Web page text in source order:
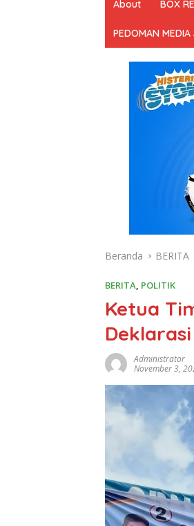
About BOX
PEDOMAN MEDIA
Beranda BERITA
BERITA, POLITIK
Ketua
Administrator
November 3,